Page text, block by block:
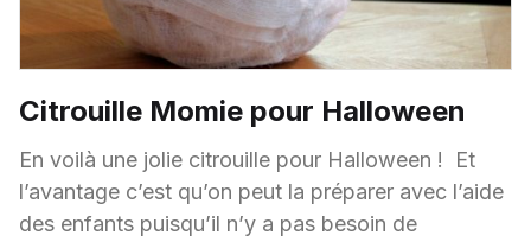
Citrouille Momie pour Halloween
En voilà une jolie citrouille pour Halloween ! Et
l’avantage c’est qu’on peut la préparer avec l’aide
des enfants puisqu’il n’y a pas besoin de